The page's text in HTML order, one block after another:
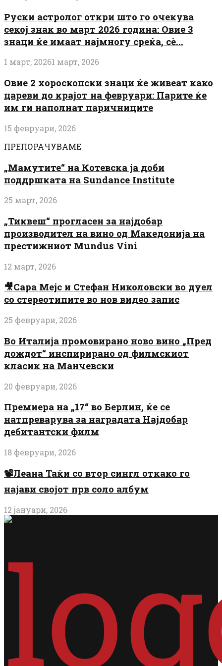
Руски астролог откри што го очекува
секој знак во март 2026 година: Овие 3
знаци ќе имаат најмногу среќа, сè...
1 март, 20261 март, 2026
Овие 2 хороскопски знаци ќе живеат како
цареви до крајот на февруари: Парите ќе
им ги наполнат паричниците
15 февруари, 2026
ПРЕПОРАЧУВАМЕ
„Мамутите“ на Котевска ја доби
поддршката на Sundance Institute
25 март, 2026
„Тиквеш“ прогласен за најдобар
производител на вино од Македонија на
престижниот Mundus Vini
12 март, 2026
🎥Сара Мејс и Стефан Николовски во дуел
со стереотипите во нов видео запис
25 февруари, 2026
Во Италија промовирано ново вино „Пред
дождот“ инспирирано од филмскиот
класик на Манчевски
20 февруари, 2026
Премиера на „17“ во Берлин, ќе се
натпреварува за наградата Најдобар
дебитантски филм
18 февруари, 2026
📽️Леана Таќи со втор сингл откако го
најави својот прв соло албум
12 јануари, 2026